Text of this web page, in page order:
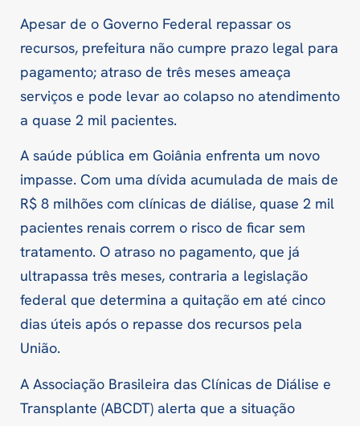
Apesar de o Governo Federal repassar os
recursos, prefeitura não cumpre prazo legal para
pagamento; atraso de três meses ameaça
serviços e pode levar ao colapso no atendimento
a quase 2 mil pacientes.
A saúde pública em Goiânia enfrenta um novo
impasse. Com uma dívida acumulada de mais de
R$ 8 milhões com clínicas de diálise, quase 2 mil
pacientes renais correm o risco de ficar sem
tratamento. O atraso no pagamento, que já
ultrapassa três meses, contraria a legislação
federal que determina a quitação em até cinco
dias úteis após o repasse dos recursos pela
União.
A Associação Brasileira das Clínicas de Diálise e
Transplante (ABCDT) alerta que a situação